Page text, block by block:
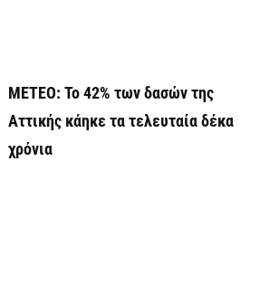
ΜΕΤΕΟ: Το 42% των δασών της
Αττικής κάηκε τα τελευταία δέκα
χρόνια